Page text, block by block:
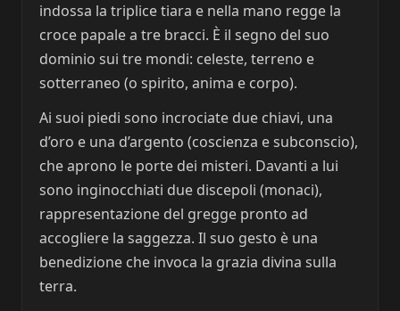
indossa la triplice tiara e nella mano regge la
croce papale a tre bracci. È il segno del suo
dominio sui tre mondi: celeste, terreno e
sotterraneo (o spirito, anima e corpo).
Ai suoi piedi sono incrociate due chiavi, una
d’oro e una d’argento (coscienza e subconscio),
che aprono le porte dei misteri. Davanti a lui
sono inginocchiati due discepoli (monaci),
rappresentazione del gregge pronto ad
accogliere la saggezza. Il suo gesto è una
benedizione che invoca la grazia divina sulla
terra.